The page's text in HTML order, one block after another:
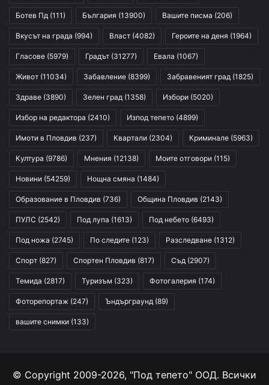
Ботев Пд (111) България (13900) Вашите писма (206)
Вкусът на града (994) Власт (4082) Героите на деня (1964)
Гласове (5979) Градът (31277) Евала (1067)
Живот (11034) Забавление (8399) Забравеният град (1825)
Здраве (3890) Зелен град (1358) Избори (5020)
Избор на редактора (2410) Изпод тепето (4899)
Имоти в Пловдив (237) Квартали (2304) Криминале (5963)
Култура (9786) Мнения (12138) Моите отговори (115)
Новини (54259) Нощна смяна (1484)
Образование в Пловдив (736) Община Пловдив (2143)
ПУЛС (2542) Под лупа (1613) Под небето (6493)
Под ножа (2745) По следите (123) Разследване (1312)
Спорт (827) Спортен Пловдив (817) Съд (2907)
Темида (2817) Туризъм (323) Фотогалерия (174)
Фоторепортаж (247) Ъндърграунд (89)
вашите снимки (133)
© Copyright 2009-2026, "Под тепето" ООД. Всички